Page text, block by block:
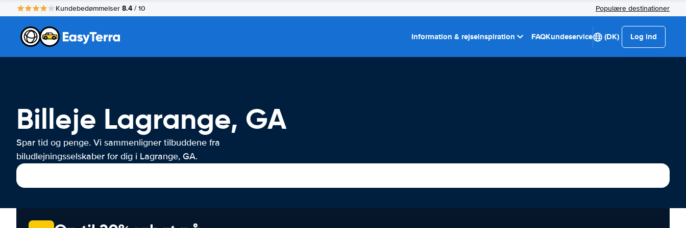
Kundebedømmelser 8.4 / 10 Populære destinationer
Information & rejseinspiration FAQKundeservice (DK) Log ind
Billeje Lagrange, GA
Spar tid og penge. Vi sammenligner tilbuddene fra
biludlejningsselskaber for dig i Lagrange, GA.